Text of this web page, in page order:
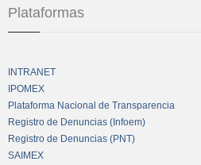
Plataformas
INTRANET
IPOMEX
Plataforma Nacional de Transparencia
Registro de Denuncias (Infoem)
Registro de Denuncias (PNT)
SAIMEX